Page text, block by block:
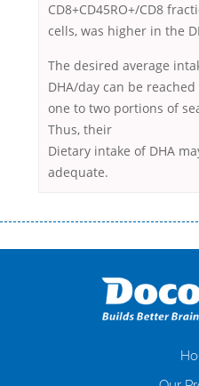
CD8+CD45RO+/CD8
cells, was higher in the
The desired average
DHA/day can be
one to two portions of
Thus, their
Dietary intake of DHA
adequate.
оформляти кредит в банку,
загальна тривалість процесу,
іншого. Завдяки сучасній
отримати позику до зарплати на
нарахування кредитних коштів без